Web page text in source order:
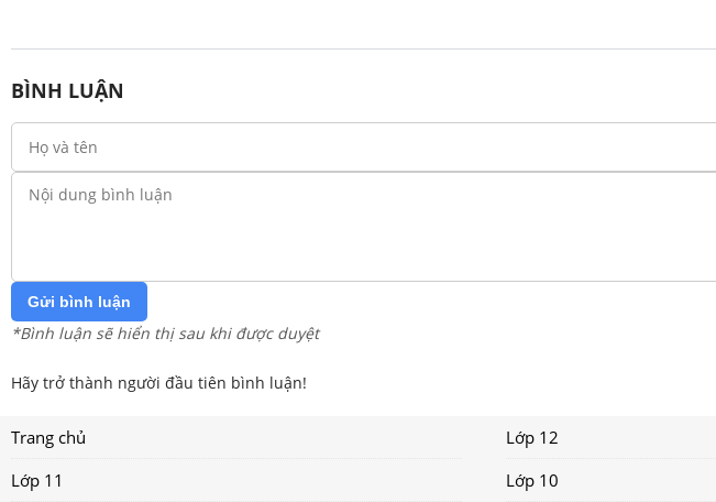
BÌNH LUẬN
Gửi bình luận
*Bình luận sẽ hiển thị sau khi được duyệt
Hãy trở thành người đầu tiên bình luận!
Trang chủ
Lớp 12
Lớp 11
Lớp 10